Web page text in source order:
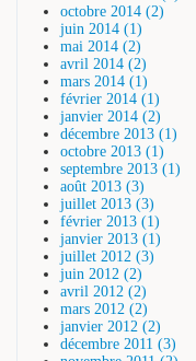
octobre 2014 (2)
juin 2014 (1)
mai 2014 (2)
avril 2014 (2)
mars 2014 (1)
février 2014 (1)
janvier 2014 (2)
décembre 2013 (1)
octobre 2013 (1)
septembre 2013 (1)
août 2013 (3)
juillet 2013 (3)
février 2013 (1)
janvier 2013 (1)
juillet 2012 (3)
juin 2012 (2)
avril 2012 (2)
mars 2012 (2)
janvier 2012 (2)
décembre 2011 (3)